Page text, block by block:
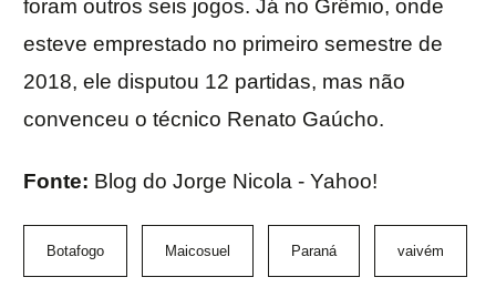
foram outros seis jogos. Já no Grêmio, onde
esteve emprestado no primeiro semestre de
2018, ele disputou 12 partidas, mas não
convenceu o técnico Renato Gaúcho.
Fonte: Blog do Jorge Nicola - Yahoo!
Botafogo Maicosuel Paraná vaivém